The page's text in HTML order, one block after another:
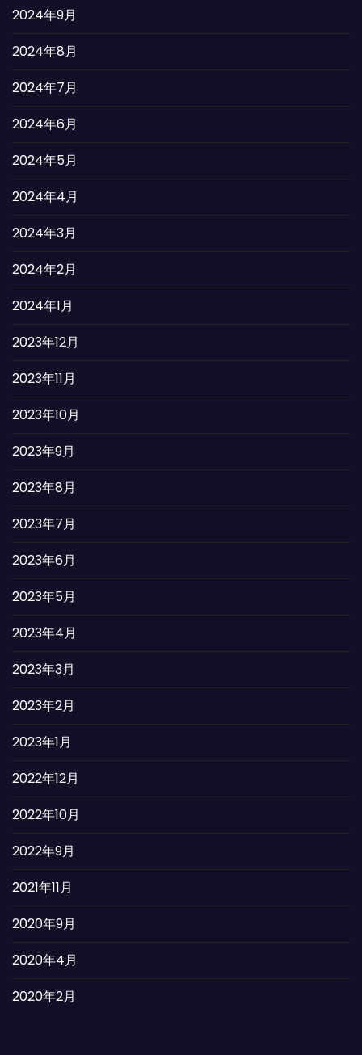
2024年9月
2024年8月
2024年7月
2024年6月
2024年5月
2024年4月
2024年3月
2024年2月
2024年1月
2023年12月
2023年11月
2023年10月
2023年9月
2023年8月
2023年7月
2023年6月
2023年5月
2023年4月
2023年3月
2023年2月
2023年1月
2022年12月
2022年10月
2022年9月
2021年11月
2020年9月
2020年4月
2020年2月